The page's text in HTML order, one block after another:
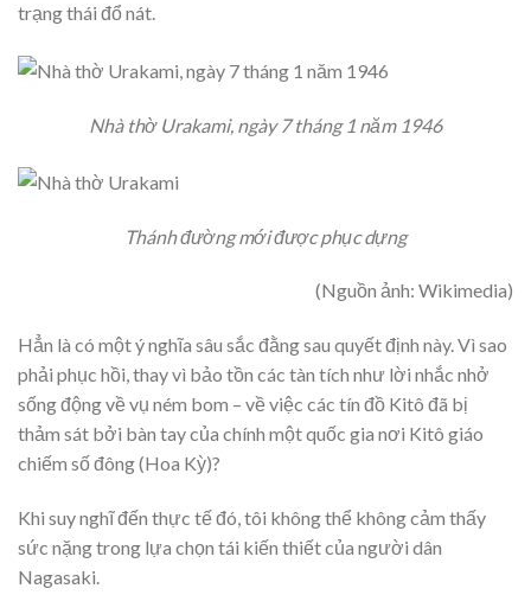
trạng thái đổ nát.
Nhà thờ Urakami, ngày 7 tháng 1 năm 1946
Thánh đường mới được phục dựng
(Nguồn ảnh: Wikimedia)
Hẳn là có một ý nghĩa sâu sắc đằng sau quyết định này. Vì sao
phải phục hồi, thay vì bảo tồn các tàn tích như lời nhắc nhở
sống động về vụ ném bom – về việc các tín đồ Kitô đã bị
thảm sát bởi bàn tay của chính một quốc gia nơi Kitô giáo
chiếm số đông (Hoa Kỳ)?
Khi suy nghĩ đến thực tế đó, tôi không thể không cảm thấy
sức nặng trong lựa chọn tái kiến thiết của người dân
Nagasaki.